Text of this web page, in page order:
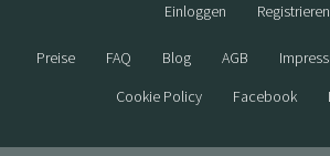
Einloggen Registrieren
Preise FAQ Blog AGB
Cookie Policy
Facebook